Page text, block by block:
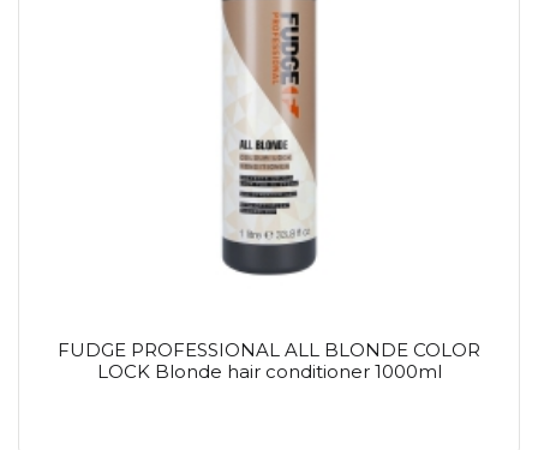
FUDGE PROFESSIONAL ALL BLONDE COLOR
LOCK Blonde hair conditioner 1000ml